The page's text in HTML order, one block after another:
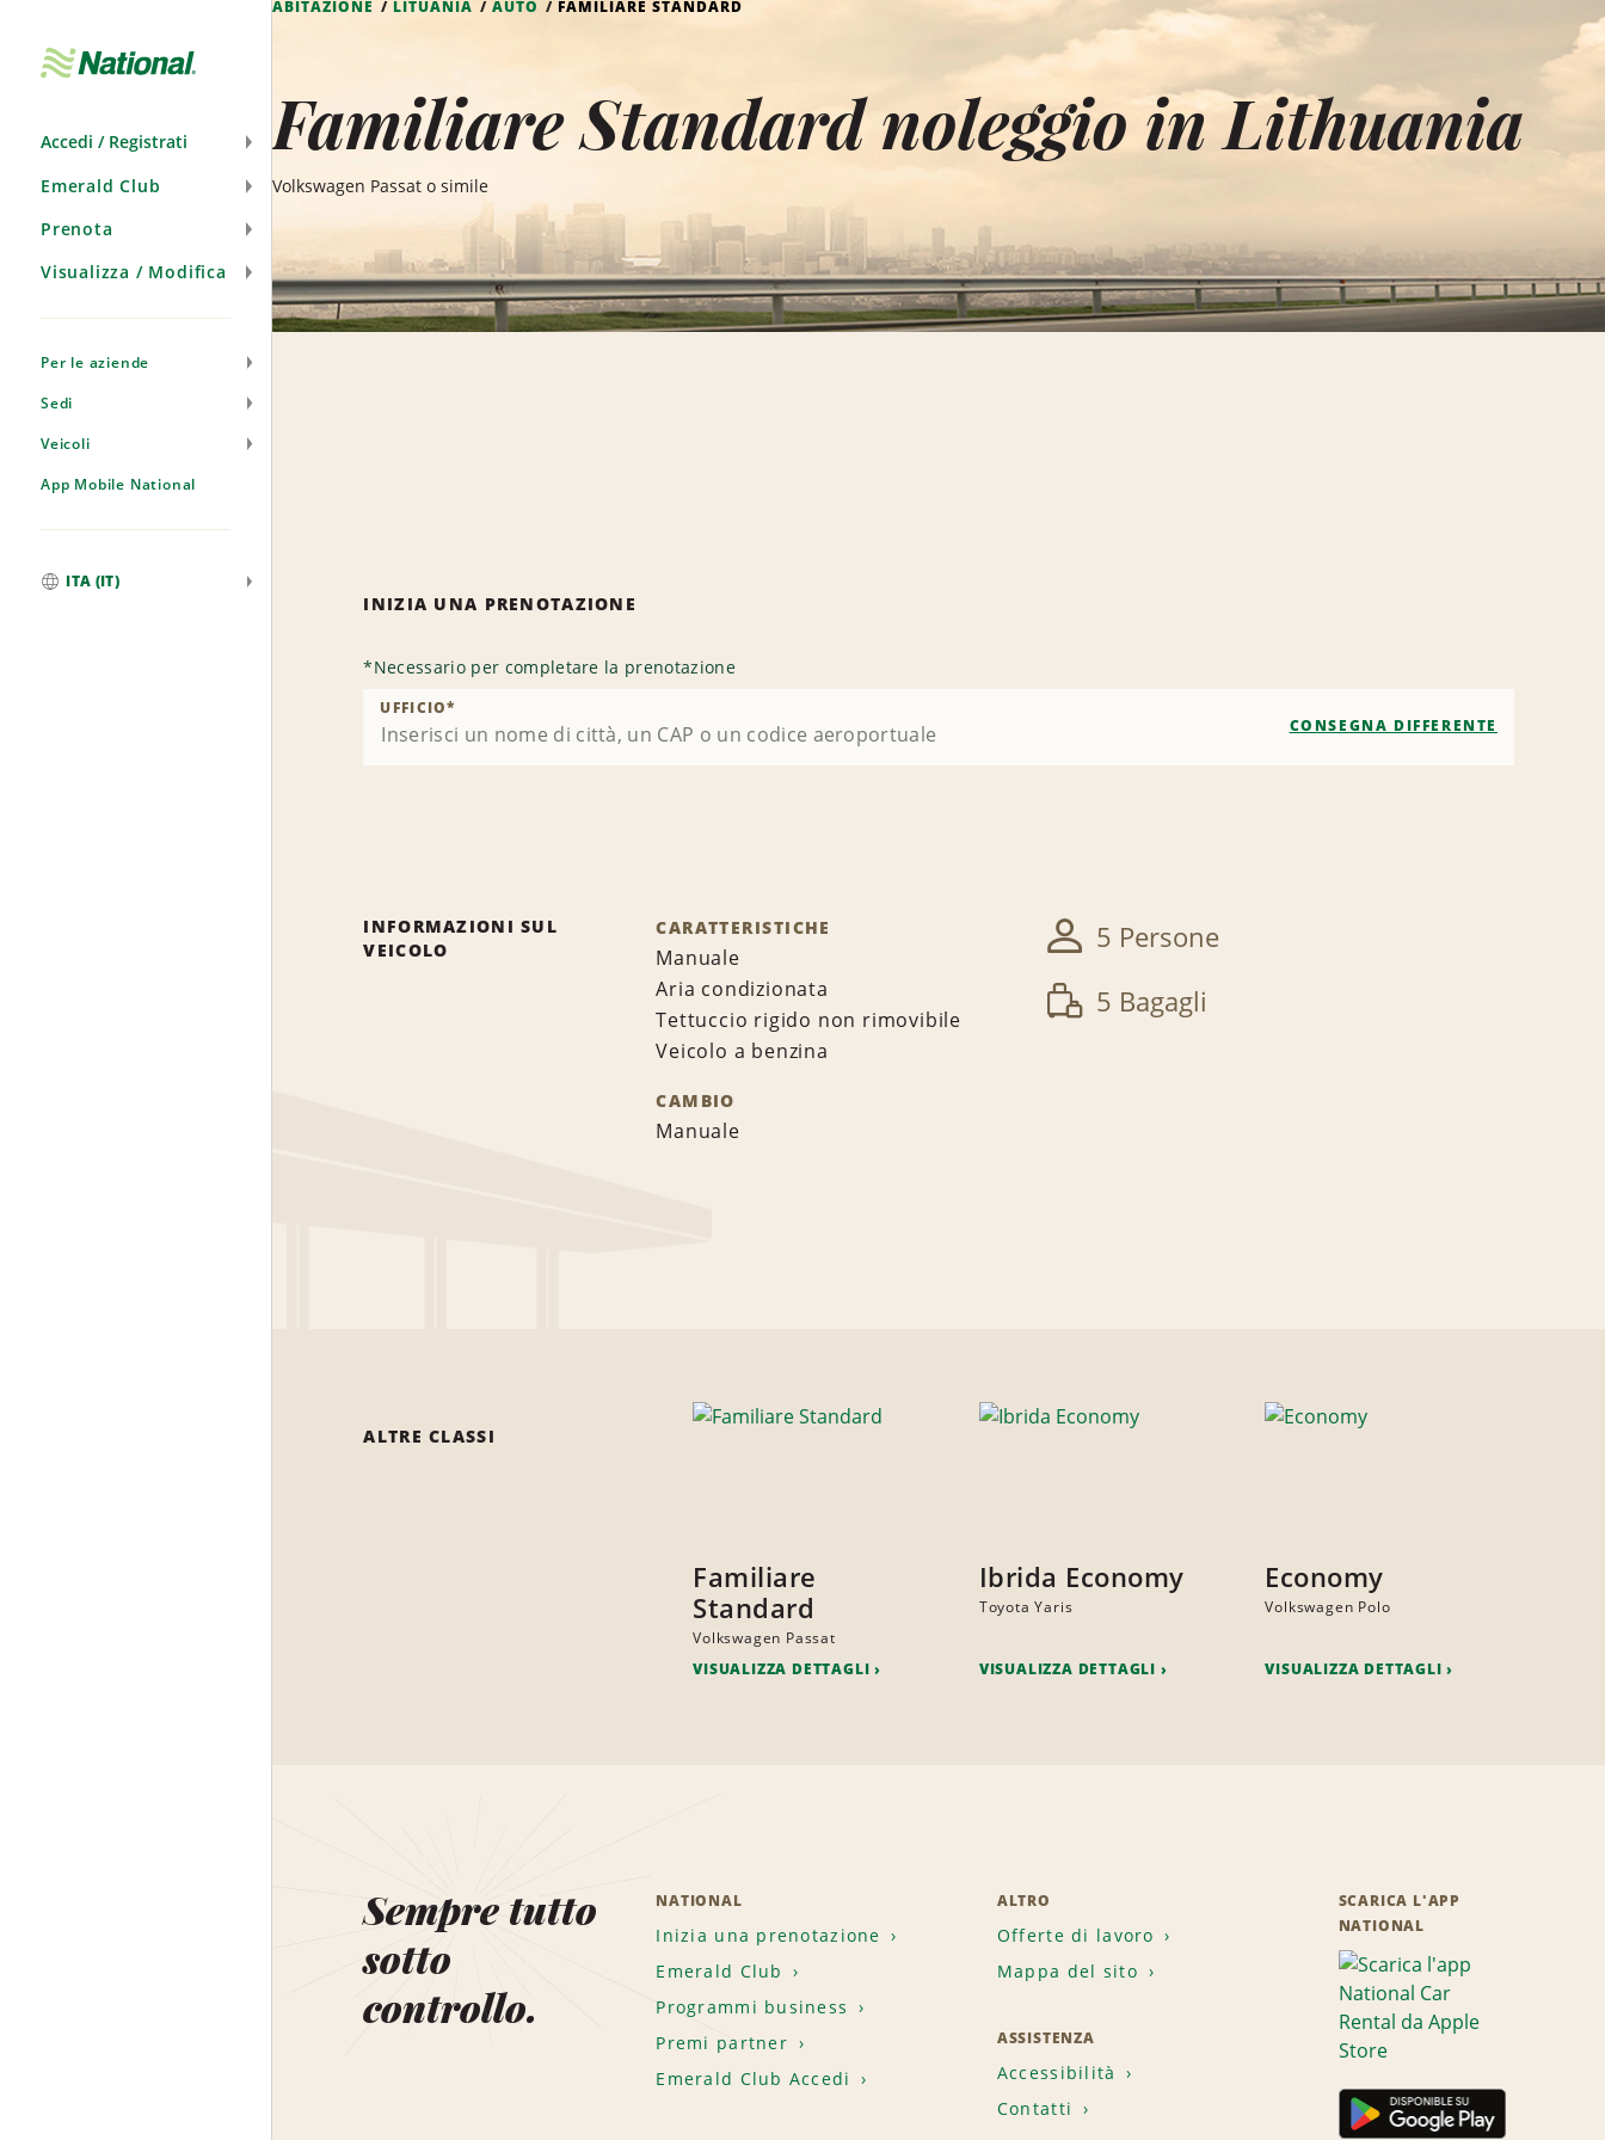
Accedi / Registrati
Emerald Club
Prenota
Visualizza / Modifica
Per le aziende
Sedi
Veicoli
App Mobile National
ITA (IT)
ABITAZIONE LITUANIA AUTO FAMILIARE STANDARD
Familiare Standard noleggio in Lithuania
Volkswagen Passat o simile
INIZIA UNA PRENOTAZIONE
*Necessario per completare la prenotazione
UFFICIO*
CONSEGNA DIFFERENTE
INFORMAZIONI SUL
VEICOLO
CARATTERISTICHE
Manuale
Aria condizionata
Tettuccio rigido non rimovibile
Veicolo a benzina
CAMBIO
Manuale
5 Persone
5 Bagagli
ALTRE CLASSI
Familiare
Standard
Volkswagen Passat
VISUALIZZA DETTAGLI
Ibrida Economy
Toyota Yaris
VISUALIZZA DETTAGLI
Economy
Volkswagen Polo
VISUALIZZA DETTAGLI
Sempre tutto
sotto
controllo.
NATIONAL
Inizia una prenotazione
Emerald Club
Programmi business
Premi partner
Emerald Club Accedi
ALTRO
Offerte di lavoro
Mappa del sito
ASSISTENZA
Accessibilità
Contatti
SCARICA L'APP
NATIONAL